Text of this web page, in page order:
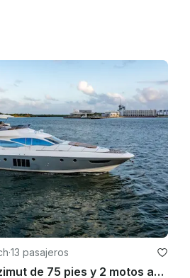
·13 pasajeros
Prestigioso yate Azimut de 75 pies y 2 motos acuáticas